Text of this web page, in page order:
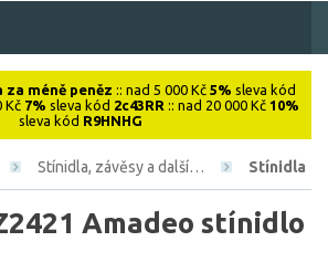
méně peněz :: nad 5 000 Kč 5% sleva kód
Kč 7% sleva kód 2c43RR :: nad 20 000 Kč 10%
sleva kód R9HNHG
Stínidla, závěsy a další… Stínidla
Amadeo stínidlo